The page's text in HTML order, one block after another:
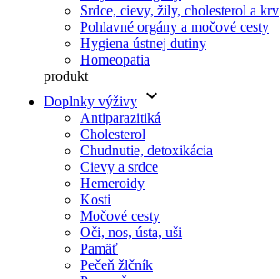
Srdce, cievy, žily, cholesterol a krv
Pohlavné orgány a močové cesty
Hygiena ústnej dutiny
Homeopatia
produkt
Doplnky výživy keyboard_arrow_down
Antiparazitiká
Cholesterol
Chudnutie, detoxikácia
Cievy a srdce
Hemeroidy
Kosti
Močové cesty
Oči, nos, ústa, uši
Pamäť
Pečeň žlčník